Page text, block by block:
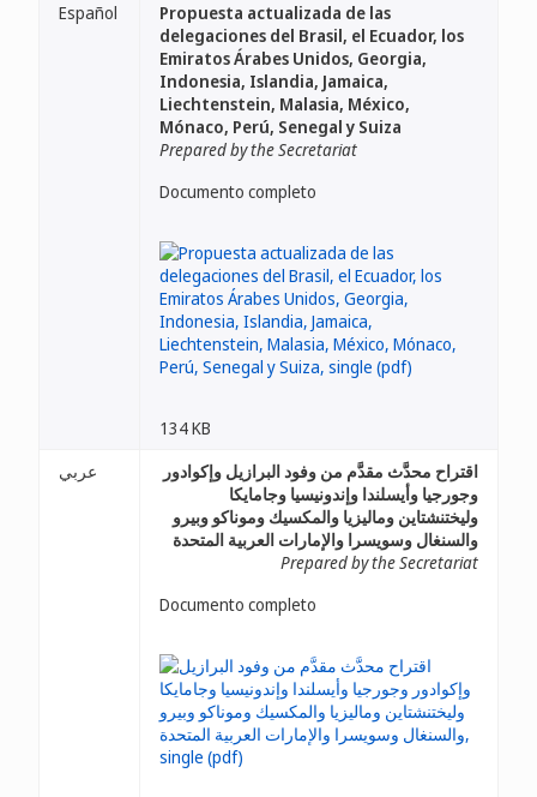
Español
Propuesta actualizada de las
delegaciones del Brasil, el Ecuador, los
Emiratos Árabes Unidos, Georgia,
Indonesia, Islandia, Jamaica,
Liechtenstein, Malasia, México,
Mónaco, Perú, Senegal y Suiza
Prepared by the Secretariat
Documento completo
134 KB
عربي
اقتراح محدَّث مقدَّم من وفود البرازيل وإكوادور
وجورجيا وأيسلندا وإندونيسيا وجامايكا
وليختنشتاين وماليزيا والمكسيك وموناكو وبيرو
والسنغال وسويسرا والإمارات العربية المتحدة
Prepared by the Secretariat
Documento completo